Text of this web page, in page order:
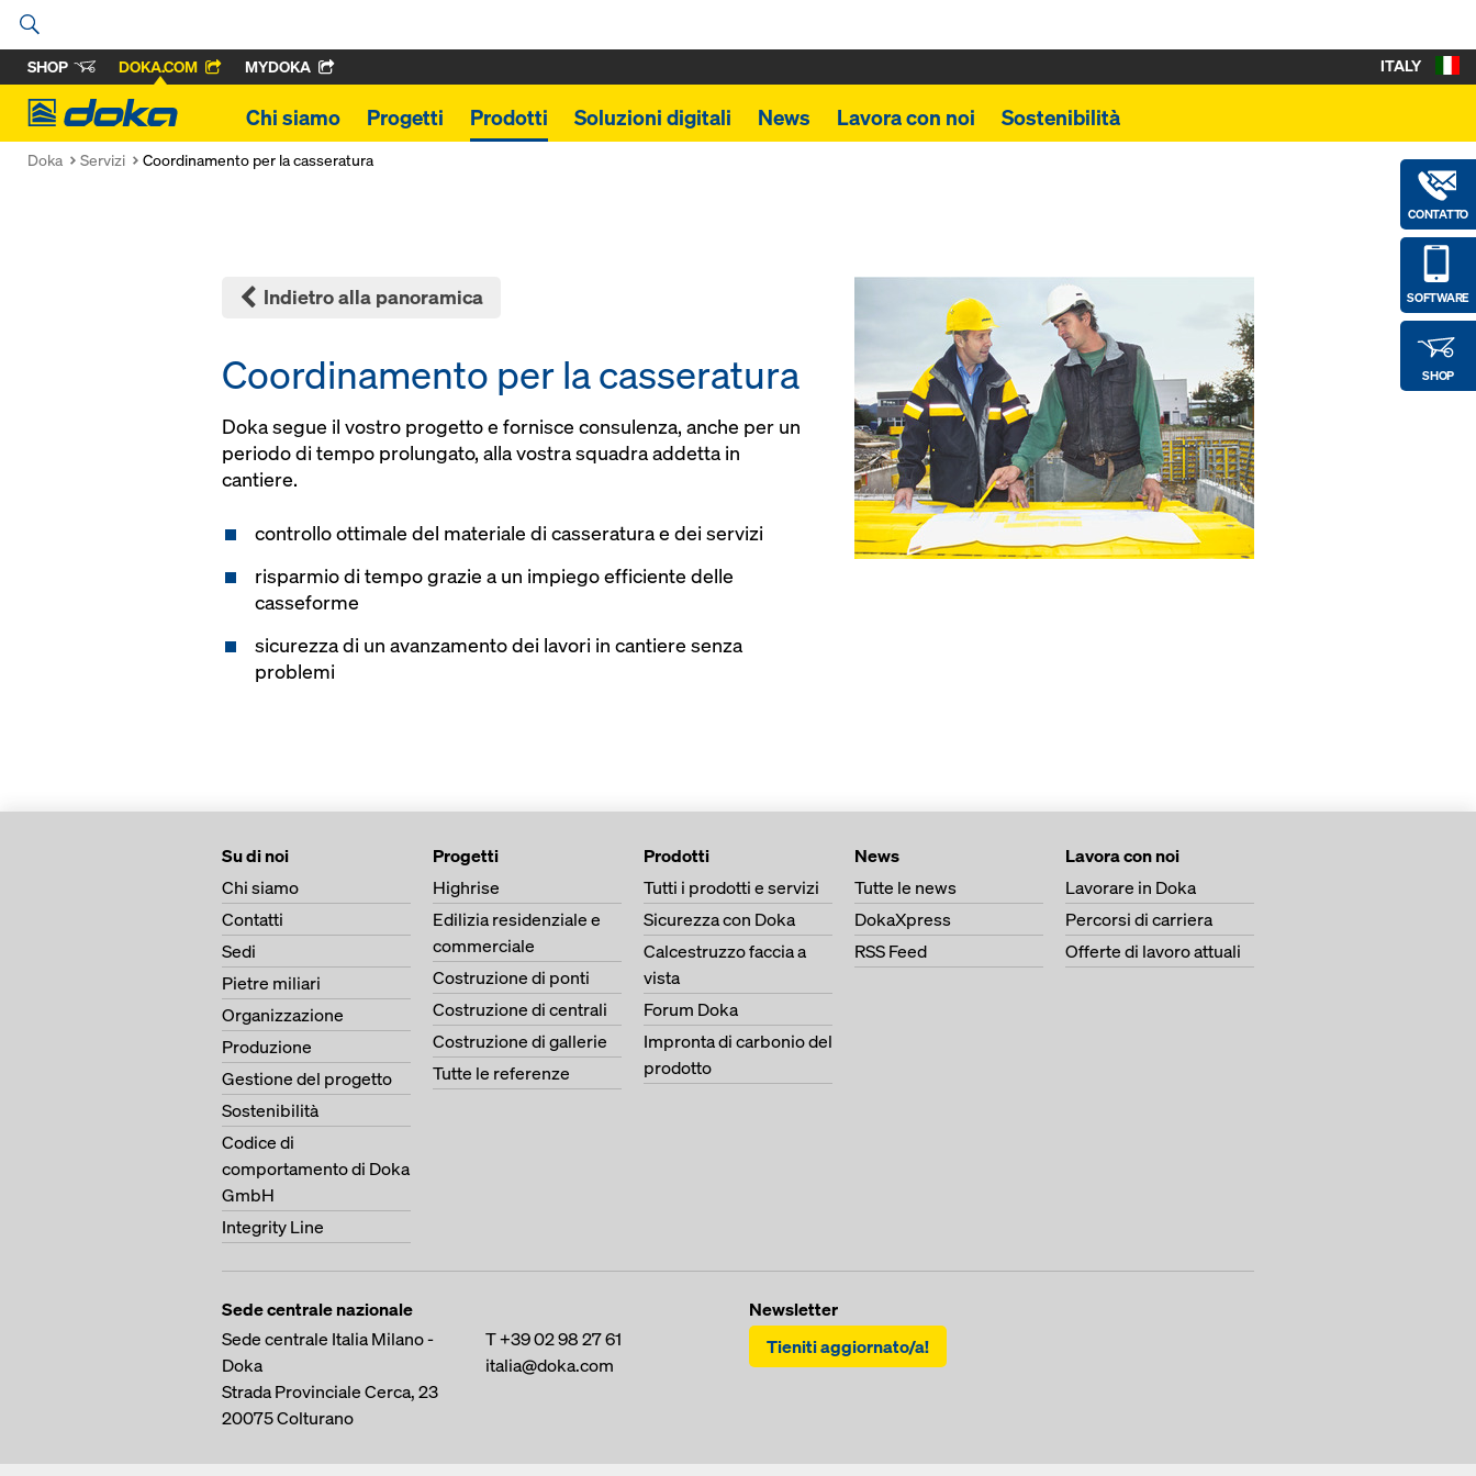
SHOP DOKA.COM MYDOKA
Doka
Chi siamo Progetti Prodotti Soluzioni digitali News Lavora con noi Sostenibilità
CONTATTO
SOFTWARE
SHOP
ITALY
Doka Servizi Coordinamento per la casseratura
Indietro alla panoramica
Coordinamento per la casseratura
Doka segue il vostro progetto e fornisce consulenza, anche per un
periodo di tempo prolungato, alla vostra squadra addetta in
cantiere.
controllo ottimale del materiale di casseratura e dei servizi
risparmio di tempo grazie a un impiego efficiente delle
casseforme
sicurezza di un avanzamento dei lavori in cantiere senza
problemi
Su di noi
Chi siamo
Contatti
Sedi
Pietre miliari
Organizzazione
Produzione
Gestione del progetto
Sostenibilità
Codice di
comportamento di Doka
GmbH
Integrity Line
Progetti
Highrise
Edilizia residenziale e
commerciale
Costruzione di ponti
Costruzione di centrali
Costruzione di gallerie
Tutte le referenze
Prodotti
Tutti i prodotti e servizi
Sicurezza con Doka
Calcestruzzo faccia a
vista
Forum Doka
Impronta di carbonio del
prodotto
News
Tutte le news
DokaXpress
RSS Feed
Lavora con noi
Lavorare in Doka
Percorsi di carriera
Offerte di lavoro attuali
Sede centrale nazionale
Sede centrale Italia Milano -
Doka
Strada Provinciale Cerca, 23
20075Colturano
T+39 02 98 27 61
italia@doka.com
Newsletter
Tieniti aggiornato/a!